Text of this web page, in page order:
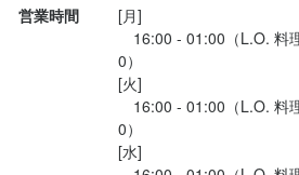
営業時間
[月]
16:00 - 01:00（L.O. 料
0）
[火]
16:00 - 01:00（L.O. 料
0）
[水]
Uターン・Iターン歓迎
オープニングスタッフ募集
駅チカ(徒
採用予定10名以上
当社のモットーは、
ピアスOK
未経験者歓迎
Uターン・Iターン歓迎
オープニングスタッフ募集
駅チカ(徒
ブランクOK
オープニングスタッフ募集
スタッフの平均年齢20代
当社のモットーは、
◆3K　⇒　かっこいい・稼げる・叶う
未経験者歓迎 独立希望者歓迎 新卒歓
Uターン・Iターン歓迎
オープニングスタッフ募集
スタッフの平均年齢20代